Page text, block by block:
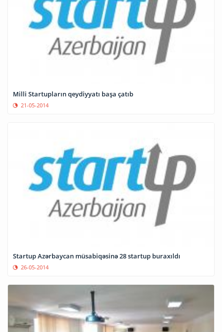
Milli Startupların qeydiyyatı başa çatıb
21-05-2014
Startup Azərbaycan müsabiqəsinə 28 startup buraxıldı
26-05-2014